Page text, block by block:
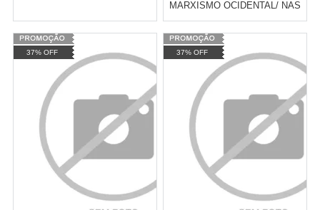
Varejo:
Atacado: R$ 2.550,90 (Apenas
Revendedor)
10 x
Cat:FEMINISMO E LUTA
FEMINISTA
COMPRAR
MARXISMO OCIDENTAL/ NAS
Varejo:
Atacado: R$ 2.550,90 (Apenas
Revendedor)
10
Cat:URBANISMO E
PLANEJAMENTO URBANO
COMPRAR
37% OFF 37% OFF